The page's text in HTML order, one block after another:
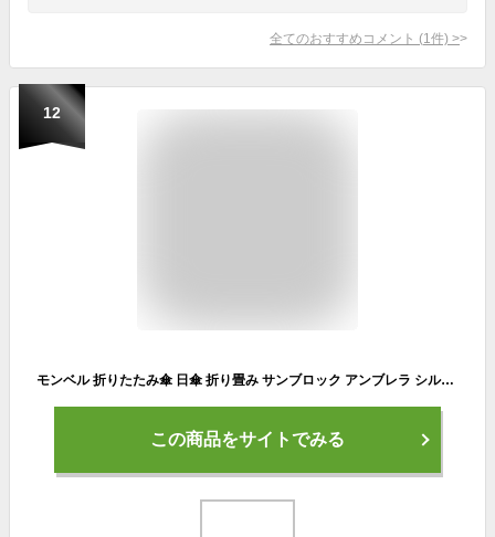
全てのおすすめコメント (1 件) >
12
モンベル 折りたたみ傘 日傘 折り畳み サンブロック アンブレラ シルバー ライトグレー メンズ レディース 晴雨兼用 おしゃれ 軽量 紫外線 日焼け 対策 uvカット 90％カット 遮熱 遮光 シンプル スリム アウトドア 登山 通勤 通学 ブランド ギフト
この商品をサイトでみる